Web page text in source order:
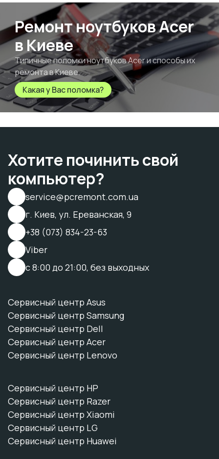
Ремонт ноутбуков Acer
в Киеве
Типичные поломки ноутбуков Acer и способы их
ремонта в Киеве.
Какая у Вас поломка?
Хотите починить свой
компьютер?
service@pcremont.com.ua
г. Киев, ул. Ереванская, 9
+38 (073) 834-23-63
Viber
с 8:00 до 21:00, без выходных
Сервисный центр Asus
Сервисный центр Samsung
Сервисный центр Dell
Сервисный центр Acer
Сервисный центр Lenovo
Сервисный центр HP
Сервисный центр Razer
Сервисный центр Xiaomi
Сервисный центр LG
Сервисный центр Huawei